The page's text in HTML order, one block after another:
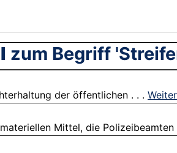
zum Begriff
der öffentlichen . . .
Mittel, die Polizeibeamten